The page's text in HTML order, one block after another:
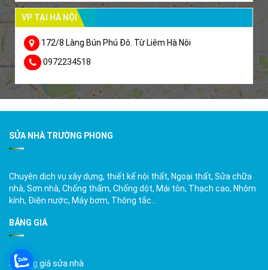
VP TẠI HÀ NỘI
172/8 Làng Bún Phú Đô. Từ Liêm Hà Nội
0972234518
SỬA NHÀ TRƯỜNG PHONG
Chuyên dịch vụ xây dựng, thiết kế nội thất, Ngoại thất, Sửa chữa
nhà, Sơn nhà, Chống thấm, Chống dột, Mái tôn, Thạch cao, Nhôm
kính, Điện nước, Máy bơm, Thông tắc…
BẢNG GIÁ
Bảng giá sửa nhà